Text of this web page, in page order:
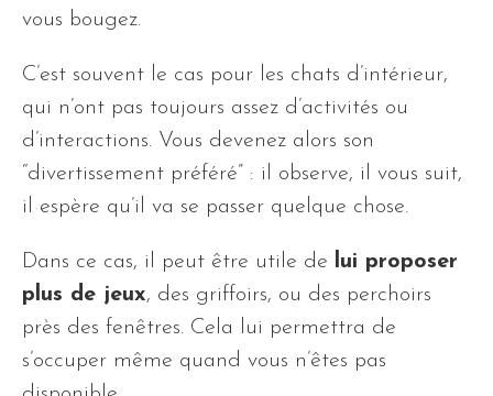
vous bougez.
C’est souvent le cas pour les chats d’intérieur,
qui n’ont pas toujours assez d’activités ou
d’interactions. Vous devenez alors son
“divertissement préféré” : il observe, il vous suit,
il espère qu’il va se passer quelque chose.
Dans ce cas, il peut être utile de
lui proposer
plus de jeux, des griffoirs, ou des perchoirs
près des fenêtres. Cela lui permettra de
s’occuper même quand vous n’êtes pas